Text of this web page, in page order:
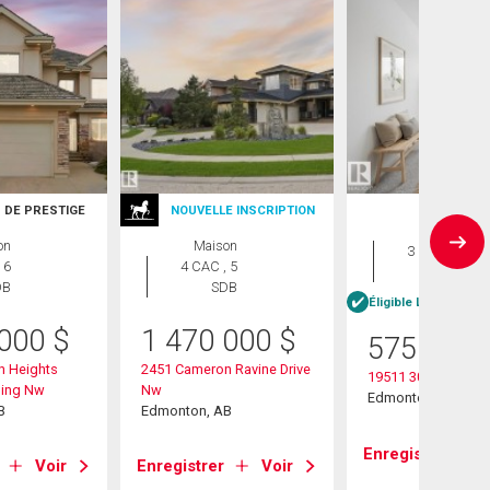
DE PRESTIGE
6
$
Heights
Nw
Voir
NOUVELLE INSCRIPTION
Maison
4 CAC , 5
SDB
1 470 000 $
2451 Cameron Ravine Drive
Nw
Edmonton, AB
Enregistrer Voir
Maison
3 CAC , 3
SDB
Éligible Louer pour
575 000
19511 30 Avenue
Edmonton, AB
Enregistrer